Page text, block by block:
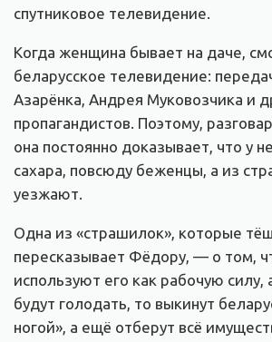
спутниковое телевидение.
Когда женщина бывает на даче,
беларусское телевидение:
Азарёнка, Андрея Муковозчика и
пропагандистов. Поэтому,
она постоянно доказывает, что у
сахара, повсюду беженцы, а из
уезжают.
Одна из «страшилок», которые
пересказывает Фёдору, — о том,
используют его как рабочую силу,
будут голодать, то выкинут
ногой», а ещё отберут всё